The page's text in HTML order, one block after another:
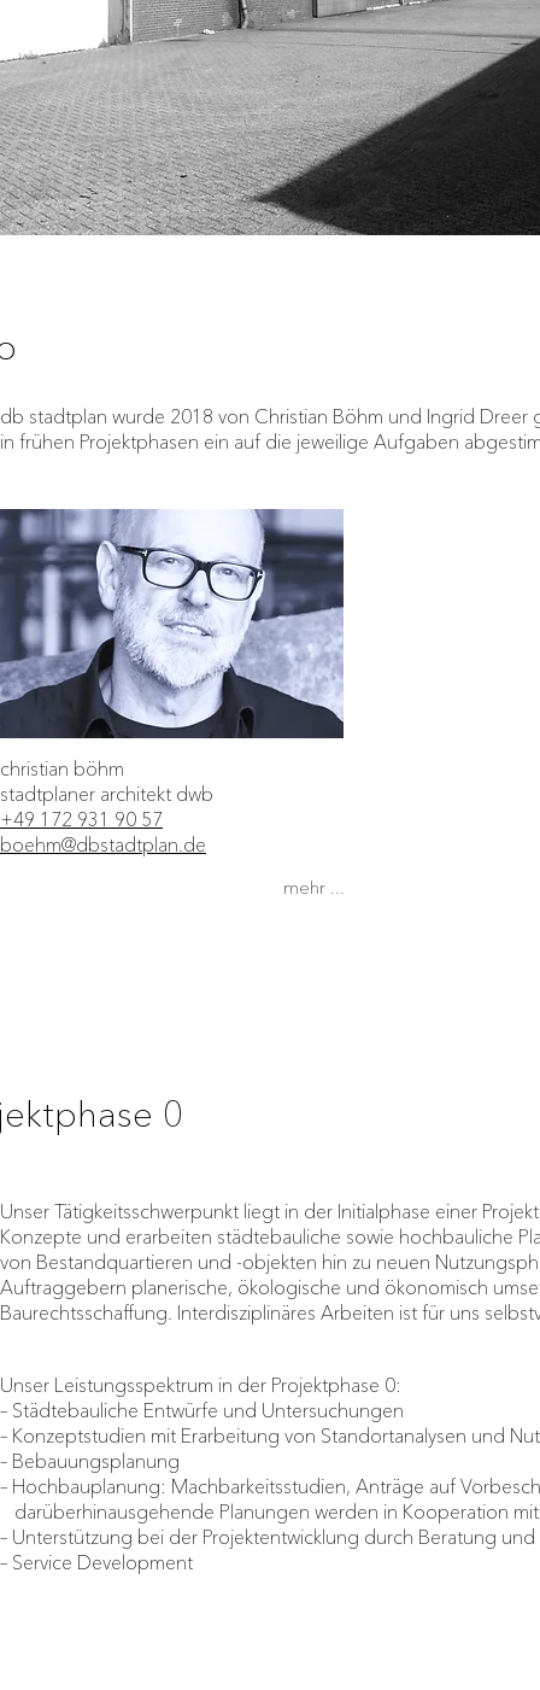
db stadtplan wurde 2018 von Christian Böhm und Ingrid
in frühen Projektphasen ein auf die jeweilige Aufgaben
christian böhm
stadtplaner architekt dwb
+49 172 931 90 57
boehm@dbstadtplan.de
mehr ...
0
Unser Tätigkeitsschwerpunkt liegt in der Initialphase einer
Konzepte und erarbeiten städtebauliche sowie hochbauliche
von Bestandquartieren und -objekten hin zu neuen
Auftraggebern planerische, ökologische und ökonomisch
Baurechtsschaffung. Interdisziplinäres Arbeiten ist für uns
Unser Leistungsspektrum in der Projektphase 0:
– Städtebauliche Entwürfe und Untersuchungen
– Konzeptstudien mit Erarbeitung von Standortanalysen und
– Bebauungsplanung
– Hochbauplanung: Machbarkeitsstudien, Anträge auf
darüberhinausgehende Planungen werden in Kooperation
– Unterstützung bei der Projektentwicklung durch Beratung
– Service Development